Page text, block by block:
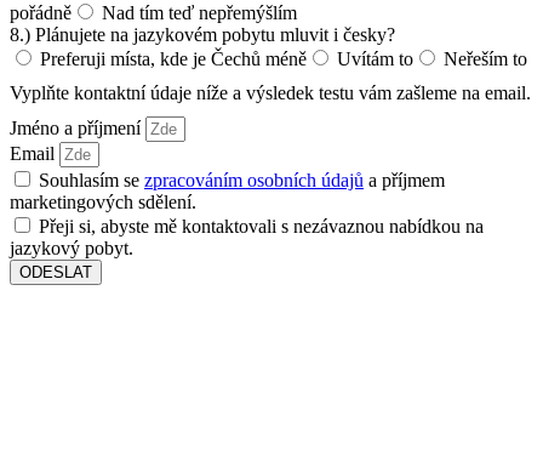
pořádně
Nad tím teď nepřemýšlím
8.) Plánujete na jazykovém pobytu mluvit i česky?
Preferuji místa, kde je Čechů méně
Uvítám to
Neřeším to
Vyplňte kontaktní údaje níže a výsledek testu vám zašleme na email.
Jméno a příjmení
Email
Souhlasím se zpracováním osobních údajů a příjmem
marketingových sdělení.
Přeji si, abyste mě kontaktovali s nezávaznou nabídkou na
jazykový pobyt.
ODESLAT